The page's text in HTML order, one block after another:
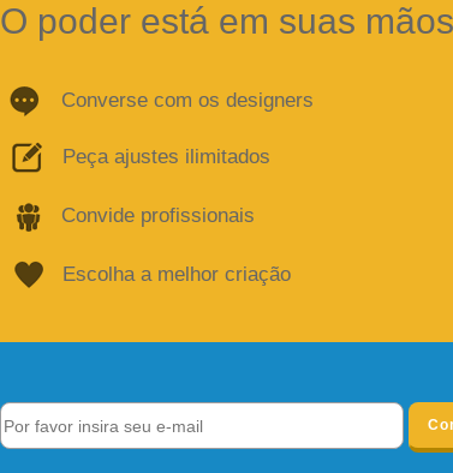
O poder está em suas
Converse com os designers
Peça ajustes ilimitados
Convide profissionais
Escolha a melhor criação